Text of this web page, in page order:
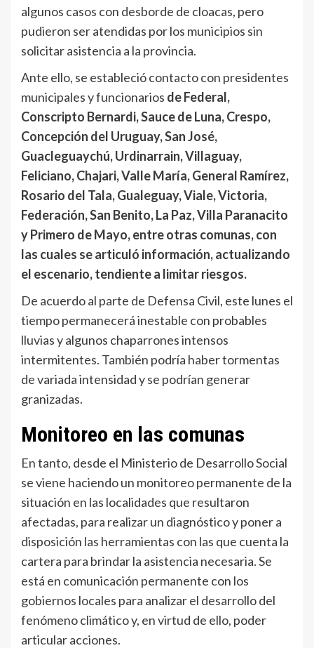
algunos casos con desborde de cloacas, pero
pudieron ser atendidas por los municipios sin
solicitar asistencia a la provincia.
Ante ello, se estableció contacto con presidentes
municipales y funcionarios de Federal,
Conscripto Bernardi, Sauce de Luna, Crespo,
Concepción del Uruguay, San José,
Guacleguaychú, Urdinarrain, Villaguay,
Feliciano, Chajari, Valle María, General Ramírez,
Rosario del Tala, Gualeguay, Viale, Victoria,
Federación, San Benito, La Paz, Villa Paranacito
y Primero de Mayo, entre otras comunas, con
las cuales se articuló información, actualizando
el escenario, tendiente a limitar riesgos.
De acuerdo al parte de Defensa Civil, este lunes el
tiempo permanecerá inestable con probables
lluvias y algunos chaparrones intensos
intermitentes. También podría haber tormentas
de variada intensidad y se podrían generar
granizadas.
Monitoreo en las comunas
En tanto, desde el Ministerio de Desarrollo Social
se viene haciendo un monitoreo permanente de la
situación en las localidades que resultaron
afectadas, para realizar un diagnóstico y poner a
disposición las herramientas con las que cuenta la
cartera para brindar la asistencia necesaria. Se
está en comunicación permanente con los
gobiernos locales para analizar el desarrollo del
fenómeno climático y, en virtud de ello, poder
articular acciones.